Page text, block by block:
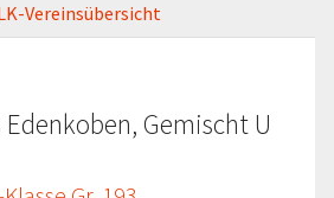
Vereinsübersicht
Edenkoben, Gemischt U